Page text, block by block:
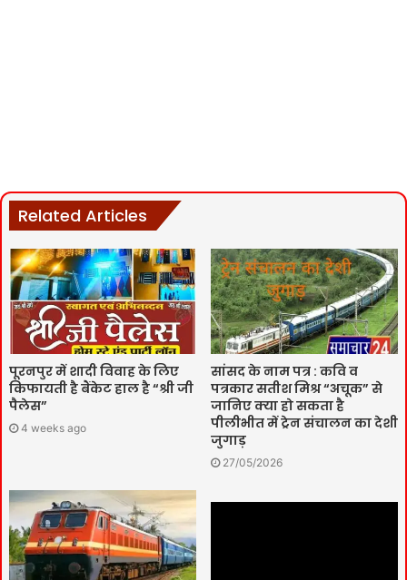
Related Articles
पूरनपुर में शादी विवाह के लिए
किफायती है बैंकेट हाल है “श्री जी
पैलेस”
4 weeks ago
सांसद के नाम पत्र : कवि व
पत्रकार सतीश मिश्र “अचूक” से
जानिए क्या हो सकता है
पीलीभीत में ट्रेन संचालन का देशी
जुगाड़
27/05/2026